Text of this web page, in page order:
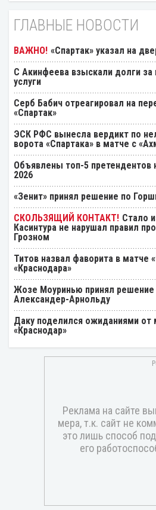
ГЛАВНЫЕ НОВОСТИ
«Спартак» указал на
С Акинфеева взыскали долги
услуги
Серб Бабич отреагировал на
«Спартак»
ЭСК РФС вынесла вердикт по
ворота «Спартака» в матче с
Объявлены топ-5 претендентов
2026
«Зенит» принял решение по
Стало
Касинтура не нарушал правил
Грозном
Титов назвал фаворита в матче
«Краснодара»
Жозе Моуринью принял решение
Александер-Арнольду
Даку поделился ожиданиями от
«Краснодар»